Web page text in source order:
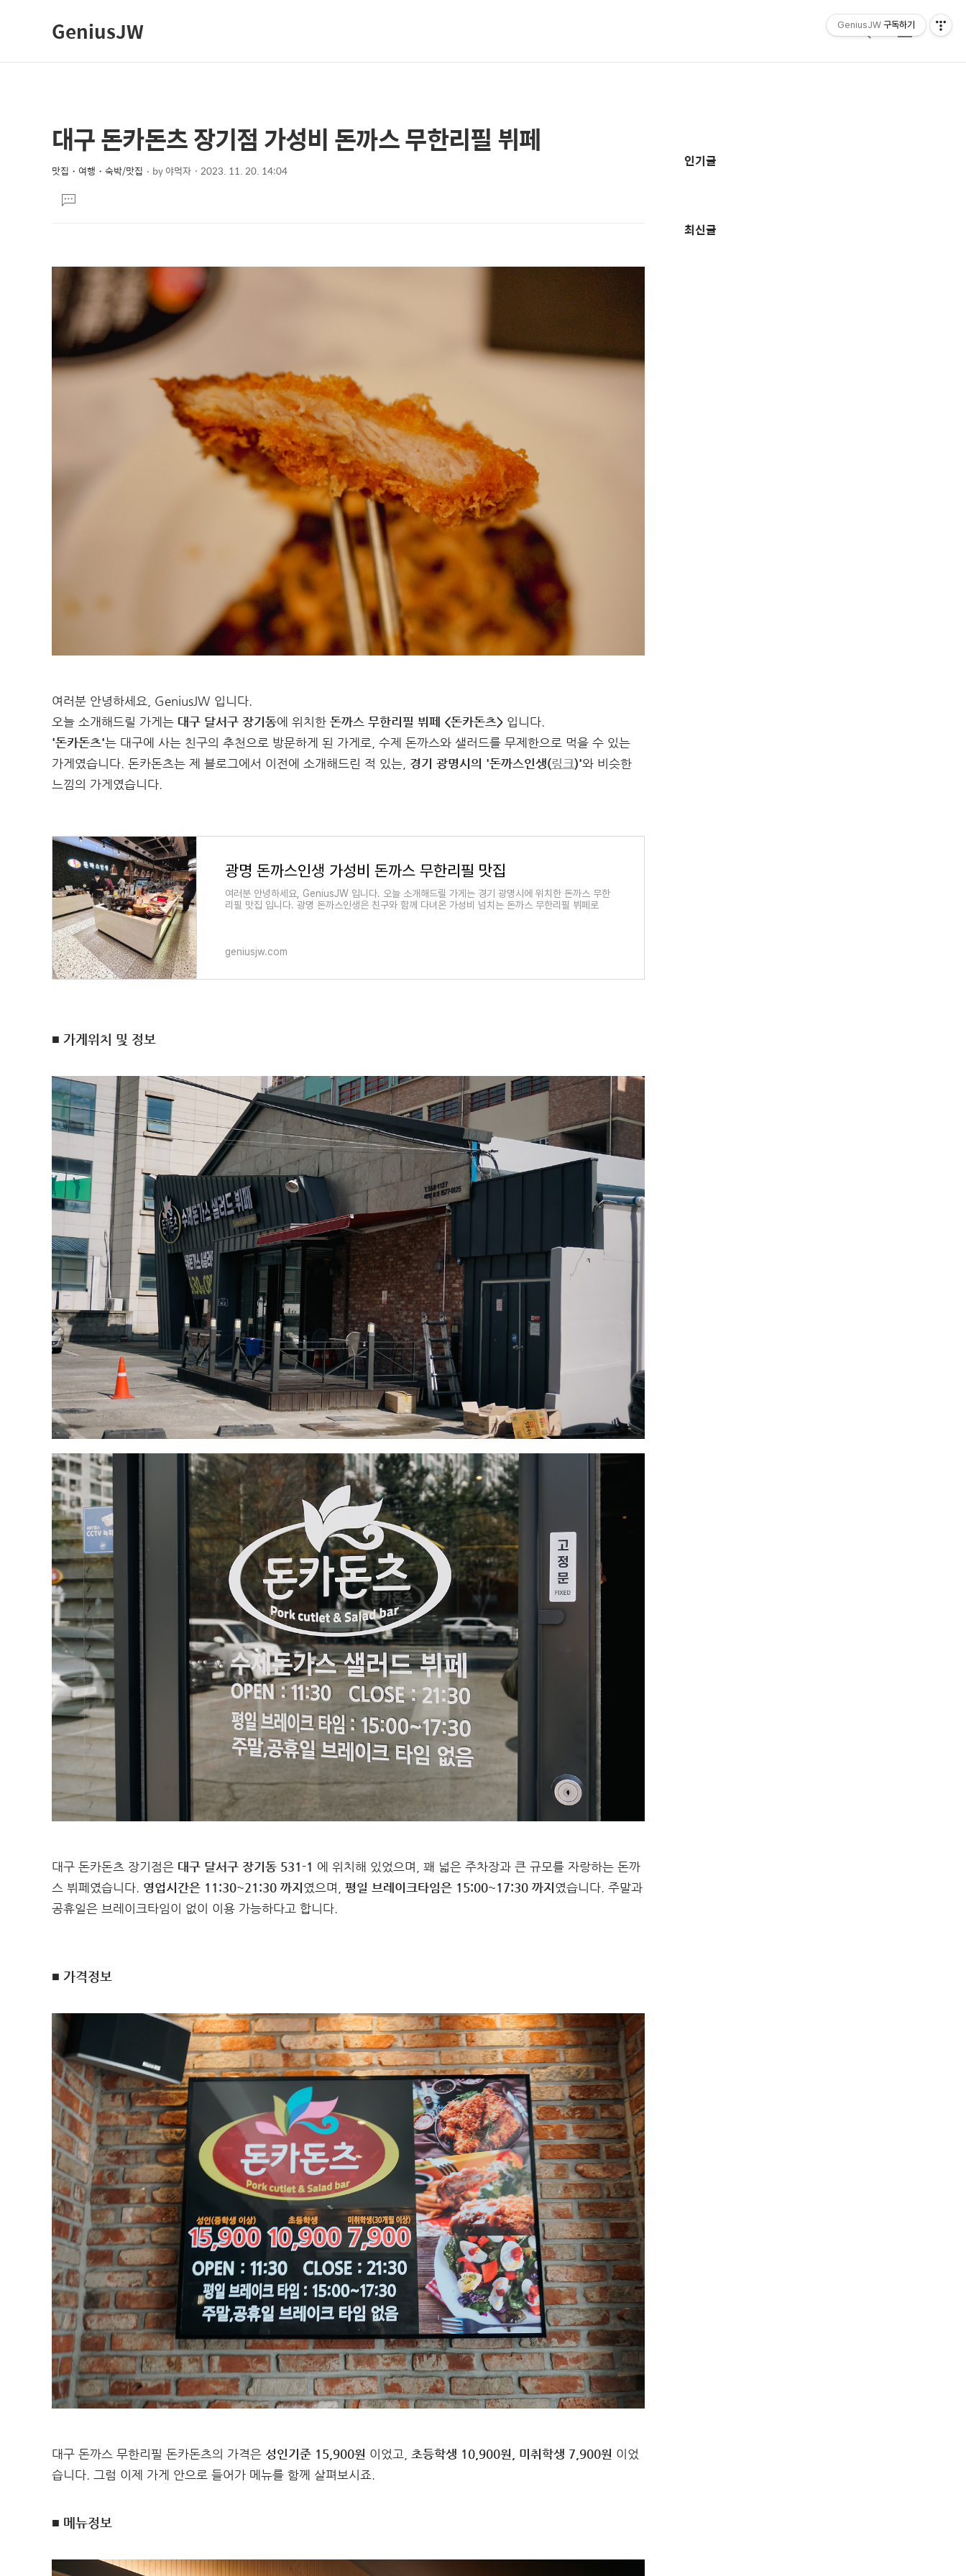
GeniusJW
검
메
상
컨
텐
본
문
제
대구 돈카돈츠 장기점 가성비 돈까스 무한리필 뷔페
맛집・여행・숙박/맛집 by야먹자 2023. 11. 20. 14:04
문댓
글
여러분 안녕하세요, GeniusJW 입니다.
오늘 소개해드릴 가게는 대구 달서구 장기동에 위치한 돈까스 무한리필 뷔페 <돈카돈츠> 입니다.
'돈카돈츠'는 대구에 사는 친구의 추천으로 방문하게 된 가게로, 수제 돈까스와 샐러드를 무제한으로 먹을 수 있는
가게였습니다. 돈카돈츠는 제 블로그에서 이전에 소개해드린 적 있는, 경기 광명시의 '돈까스인생(링크)'와 비슷한
느낌의 가게였습니다.
광명 돈까스인생 가성비 돈까스 무한리필 맛집
여러분 안녕하세요, GeniusJW 입니다. 오늘 소개해드릴 가게는 경기 광명시에 위치한 돈까스 무한
리필 맛집 입니다. 광명 돈까스인생은 친구와 함께 다녀온 가성비 넘치는 돈까스 무한리필 뷔페로
geniusjw.com
■ 가게위치 및 정보
대구 돈카돈츠 장기점은 대구 달서구 장기동 531-1 에 위치해 있었으며, 꽤 넓은 주차장과 큰 규모를 자랑하는 돈까
스 뷔페였습니다. 영업시간은 11:30~21:30 까지 였으며, 평일 브레이크타임은 15:00~17:30 까지 였습니다. 주말과
공휴일은 브레이크타임이 없이 이용 가능하다고 합니다.
■ 가격정보
대구 돈까스 무한리필 돈카돈츠의 가격은 성인기준 15,900원 이었고, 초등학생 10,900원, 미취학생 7,900원 이었
습니다. 그럼 이제 가게 안으로 들어가 메뉴를 함께 살펴보시죠.
■ 메뉴정보
가
인기글
최신글
GeniusJW 구독하기